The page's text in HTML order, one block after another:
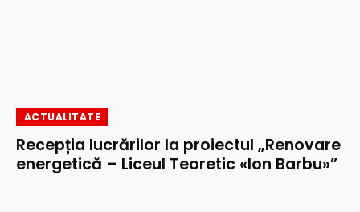
ACTUALITATE
Recepția lucrărilor la proiectul „Renovare
energetică – Liceul Teoretic «Ion Barbu»”